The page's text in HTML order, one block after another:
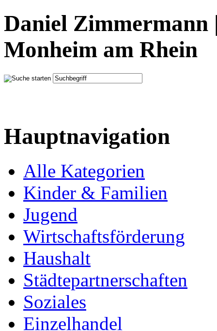
Daniel Zimmermann
Monheim am Rhein
Hauptnavigation
Alle Kategorien
Kinder & Familien
Jugend
Wirtschaftsförderung
Haushalt
Städtepartnerschaften
Soziales
Einzelhandel